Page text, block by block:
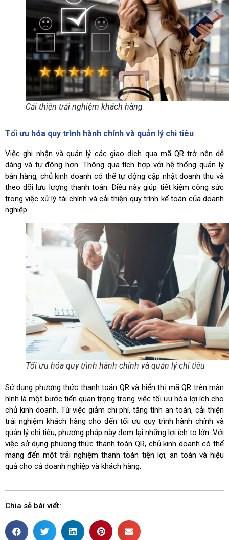
Cải thiện trải nghiệm khách hàng
Tối ưu hóa quy trình hành chính và quản lý chi tiêu
Việc ghi nhận và quản lý các giao dịch qua mã QR trở nên dễ
dàng và tự động hơn. Thông qua tích hợp với hệ thống quản lý
bán hàng, chủ kinh doanh có thể tự động cập nhật doanh thu và
theo dõi lưu lượng thanh toán. Điều này giúp tiết kiệm công sức
trong việc xử lý tài chính và cải thiện quy trình kế toán của doanh
nghiệp.
Tối ưu hóa quy trình hành chính và quản lý chi tiêu
Sử dụng phương thức thanh toán QR và hiển thị mã QR trên màn
hình là một bước tiến quan trọng trong việc tối ưu hóa lợi ích cho
chủ kinh doanh. Từ việc giảm chi phí, tăng tính an toàn, cải thiện
trải nghiệm khách hàng cho đến tối ưu quy trình hành chính và
quản lý chi tiêu, phương pháp này đem lại những lợi ích to lớn. Với
việc sử dụng phương thức thanh toán QR, chủ kinh doanh có thể
mang đến một trải nghiệm thanh toán tiện lợi, an toàn và hiệu
quả cho cả doanh nghiệp và khách hàng.
Chia sẻ bài viết: